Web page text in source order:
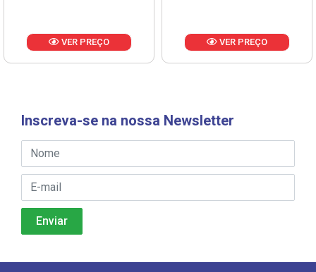
VER PREÇO VER PREÇO
Inscreva-se na nossa Newsletter